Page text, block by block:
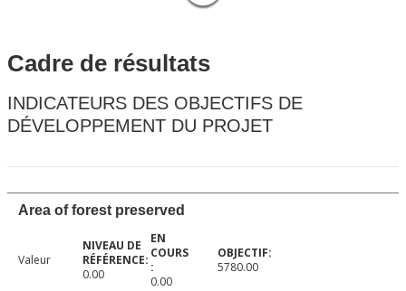
Cadre de résultats
INDICATEURS DES OBJECTIFS DE
DÉVELOPPEMENT DU PROJET
Area of forest preserved
Valeur
0.00
0.00
5780.00